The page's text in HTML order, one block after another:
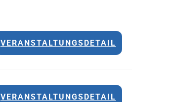
VERANSTALTUNGSDETAIL
VERANSTALTUNGSDETAIL